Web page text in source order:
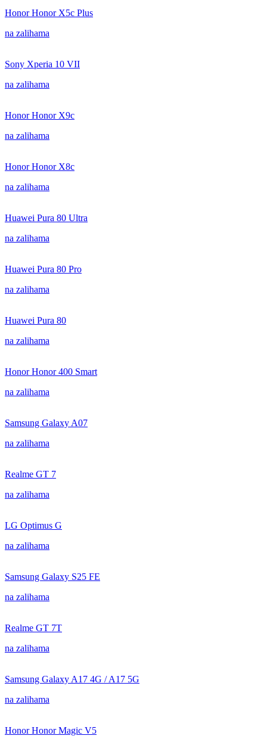
Honor Honor X5c Plus
na zalihama
Sony Xperia 10 VII
na zalihama
Honor Honor X9c
na zalihama
Honor Honor X8c
na zalihama
Huawei Pura 80 Ultra
na zalihama
Huawei Pura 80 Pro
na zalihama
Huawei Pura 80
na zalihama
Honor Honor 400 Smart
na zalihama
Samsung Galaxy A07
na zalihama
Realme GT 7
na zalihama
LG Optimus G
na zalihama
Samsung Galaxy S25 FE
na zalihama
Realme GT 7T
na zalihama
Samsung Galaxy A17 4G / A17 5G
na zalihama
Honor Honor Magic V5